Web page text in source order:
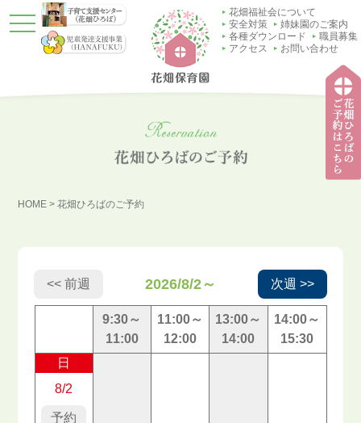
花畑福祉会について
安全対策
姉妹園のご案内
各種ダウンロード
職員募集
アクセス
お問い合わせ
t
o
n
o
HOME >花畑ひろばのご予約
<< 前週 2026/8/2～ 次週 >>
9:30～
11:00
11:00～
12:00
13:00～
14:00
14:00～
15:30
日
8/2
予約
ろ